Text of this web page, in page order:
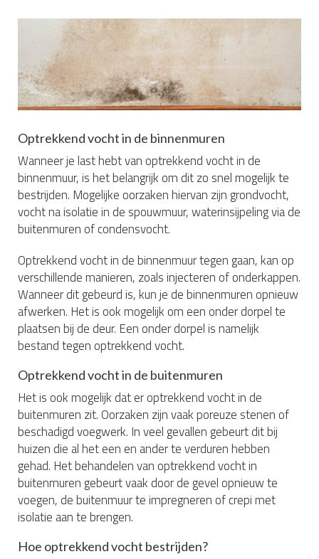
Optrekkend vocht in de binnenmuren
Wanneer je last hebt van optrekkend vocht in de
binnenmuur, is het belangrijk om dit zo snel mogelijk te
bestrijden. Mogelijke oorzaken hiervan zijn grondvocht,
vocht na isolatie in de spouwmuur, waterinsijpeling via de
buitenmuren of condensvocht.
Optrekkend vocht in de binnenmuur tegen gaan, kan op
verschillende manieren, zoals injecteren of onderkappen.
Wanneer dit gebeurd is, kun je de binnenmuren opnieuw
afwerken. Het is ook mogelijk om een onder dorpel te
plaatsen bij de deur. Een onder dorpel is namelijk
bestand tegen optrekkend vocht.
Optrekkend vocht in de buitenmuren
Het is ook mogelijk dat er optrekkend vocht in de
buitenmuren zit. Oorzaken zijn vaak poreuze stenen of
beschadigd voegwerk. In veel gevallen gebeurt dit bij
huizen die al het een en ander te verduren hebben
gehad. Het behandelen van optrekkend vocht in
buitenmuren gebeurt vaak door de gevel opnieuw te
voegen, de buitenmuur te impregneren of crepi met
isolatie aan te brengen.
Hoe optrekkend vocht bestrijden?